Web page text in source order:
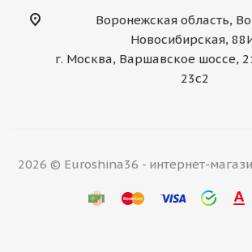
Воронежская область,
Новосибирская,
г. Москва, Варшавское шоссе,
23с2
2026 © Euroshina36 - интернет-